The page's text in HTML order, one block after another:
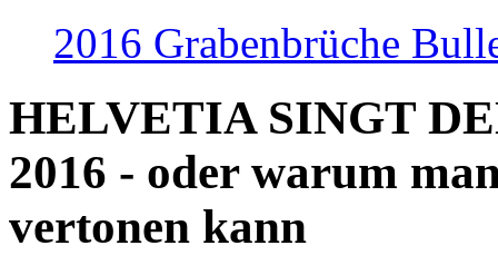
2016 Grabenbrüche
HELVETIA SINGT
2016 - oder warum
vertonen kann